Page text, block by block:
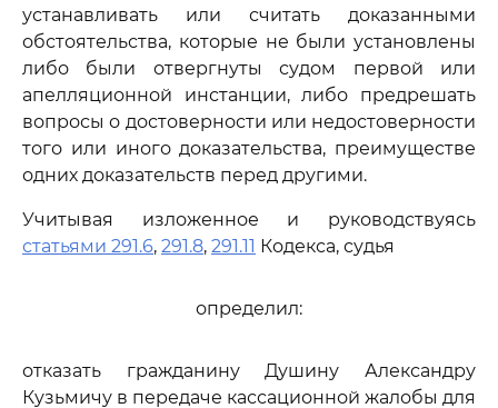
устанавливать или считать доказанными
обстоятельства, которые не были установлены
либо были отвергнуты судом первой или
апелляционной инстанции, либо предрешать
вопросы о достоверности или недостоверности
того или иного доказательства, преимуществе
одних доказательств перед другими.
Учитывая изложенное и руководствуясь
статьями 291.6, 291.8, 291.11 Кодекса, судья
определил:
отказать гражданину Душину Александру
Кузьмичу в передаче кассационной жалобы для